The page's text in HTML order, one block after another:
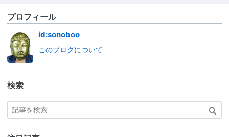
プロフィール
id:sonoboo
このブログについて
検索